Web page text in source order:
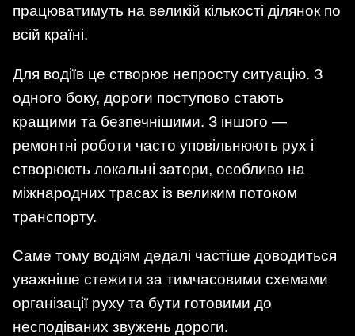
працюватимуть на великій кількості ділянок по
всій країні.
Для водіїв це створює непросту ситуацію. З
одного боку, дороги поступово стають
кращими та безпечнішими. З іншого —
ремонтні роботи часто уповільнюють рух і
створюють локальні затори, особливо на
міжнародних трасах із великим потоком
транспорту.
Саме тому водіям дедалі частіше доводиться
уважніше стежити за тимчасовими схемами
організації руху та бути готовими до
несподіваних звужень дороги.